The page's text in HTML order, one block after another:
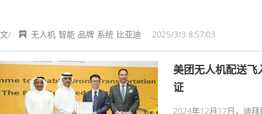
文/ 2025/3/3 8:57:03
无人机 智能 品牌 系统 比亚迪
美团无人机配送飞
证
2024年12月17日，迪